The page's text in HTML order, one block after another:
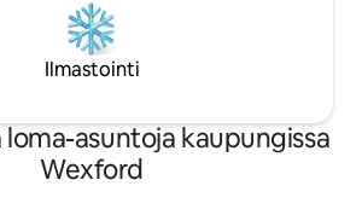
Ilmastointi
asuntoja kaupungissa
Wexford